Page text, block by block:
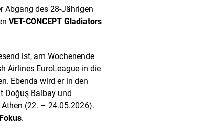
Abgang des 28-Jährigen
VET-CONCEPT Gladiators
ist, am Wochenende
Airlines EuroLeague in die
Ebenda wird er in den
Doğuş Balbay und
(22. – 24.05.2026).
.